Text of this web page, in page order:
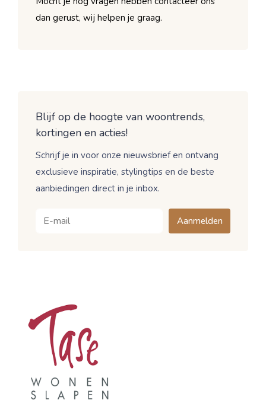
dan gerust, wij helpen je graag.
Blijf op de hoogte van woontrends,
kortingen en acties!
Schrijf je in voor onze nieuwsbrief en ontvang
exclusieve inspiratie, stylingtips en de beste
aanbiedingen direct in je inbox.
Aanmelden